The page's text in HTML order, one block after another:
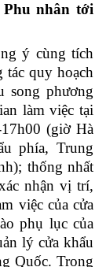
nhân tới
ý cùng tích
tác quy hoạch
song phương
làm việc tại
(giờ Hà
phía, Trung
thống nhất
nhận vị trí,
việc của cửa
phụ lục của
lý cửa khẩu
Quốc. Trong